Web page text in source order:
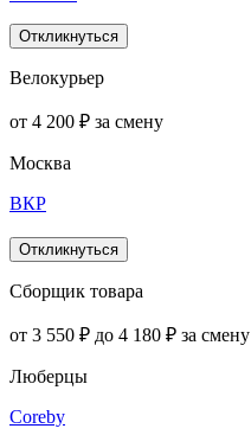
Откликнуться
Велокурьер
от 4 200 ₽ за смену
Москва
ВКР
Откликнуться
Сборщик товара
от 3 550 ₽ до 4 180 ₽ за смену
Люберцы
Coreby